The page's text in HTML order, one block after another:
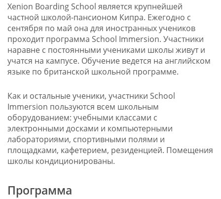
Xenion Boarding School является крупнейшей
частной школой-пансионом Кипра. Ежегодно с
сентября по май она для иностранных учеников
проходит программа School Immersion. Участники
наравне с постоянными учениками школы живут и
учатся на кампусе. Обучение ведется на английском
языке по британской школьной программе.
Как и остальные ученики, участники School
Immersion пользуются всем школьным
оборудованием: учебными классами с
электронными досками и компьютерными
лабораториями, спортивными полями и
площадками, кафетерием, резиденцией. Помещения
школы кондиционированы.
Программа